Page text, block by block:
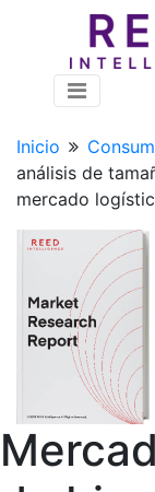
Inicio
análisis de
mercado